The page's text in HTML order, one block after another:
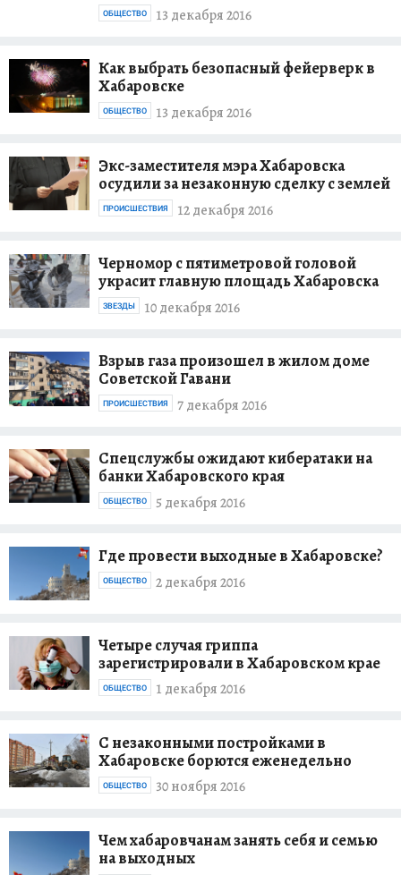
13 декабря 2016
ОБЩЕСТВО
Как выбрать безопасный фейерверк в
Хабаровске
13 декабря 2016
ОБЩЕСТВО
Экс-заместителя мэра Хабаровска
осудили за незаконную сделку с землей
12 декабря 2016
ПРОИСШЕСТВИЯ
Черномор с пятиметровой головой
украсит главную площадь Хабаровска
10 декабря 2016
ЗВЕЗДЫ
Взрыв газа произошел в жилом доме
Советской Гавани
7 декабря 2016
ПРОИСШЕСТВИЯ
Спецслужбы ожидают кибератаки на
банки Хабаровского края
5 декабря 2016
ОБЩЕСТВО
Где провести выходные в Хабаровске?
2 декабря 2016
ОБЩЕСТВО
Четыре случая гриппа
зарегистрировали в Хабаровском крае
1 декабря 2016
ОБЩЕСТВО
С незаконными постройками в
Хабаровске борются еженедельно
30 ноября 2016
ОБЩЕСТВО
Чем хабаровчанам занять себя и семью
на выходных